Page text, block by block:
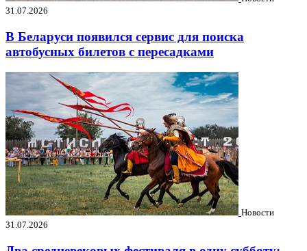
31.07.2026
В Беларуси появился сервис для поиска
автобусных билетов с пересадками
Новости
31.07.2026